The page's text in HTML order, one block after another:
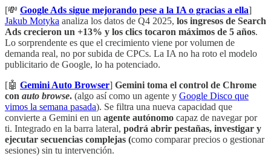
[💸 Google Ads sigue mejorando pese a la IA o gracias a ella]
Jakub Motyka analiza los datos de Q4 2025, los ingresos de Search
Ads crecieron un +13% y los clics tocaron máximos de 5 años.
Lo sorprendente es que el crecimiento viene por volumen de
demanda real, no por subida de CPCs. La IA no ha roto el modelo
publicitario de Google, lo ha potenciado.
[🤖 Gemini Auto Browser] Gemini toma el control de Chrome
con auto browse. (algo así como un agente y Google Disco que
vimos la semana pasada). Se filtra una nueva capacidad que
convierte a Gemini en un agente autónomo capaz de navegar por
ti. Integrado en la barra lateral, podrá abrir pestañas, investigar y
ejecutar secuencias complejas (como comparar precios o gestionar
sesiones) sin tu intervención.